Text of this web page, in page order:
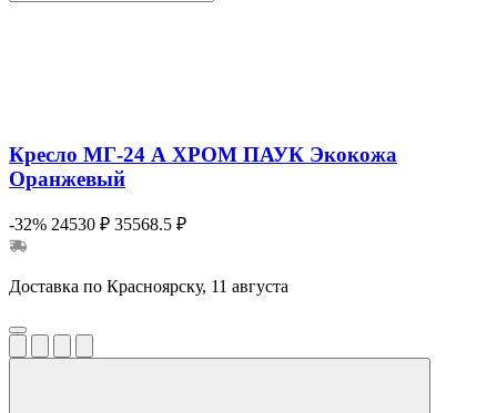
Кресло МГ-24 А ХРОМ ПАУК Экокожа
Оранжевый
-32% 24530 ₽ 35568.5 ₽
Доставка по Красноярску, 11 августа